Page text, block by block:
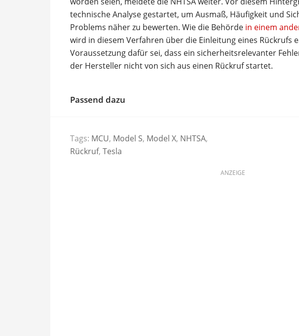
technische Analyse gestartet, um Ausmaß, Häufigkeit und
Problems näher zu bewerten. Wie die Behörde in einem
wird in diesem Verfahren über die Einleitung eines Rückrufs
Voraussetzung dafür sei, dass ein sicherheitsrelevanter
der Hersteller nicht von sich aus einen Rückruf startet.
Passend dazu
Tags: MCU, Model S, Model X, NHTSA,
Rückruf, Tesla
ANZEIGE